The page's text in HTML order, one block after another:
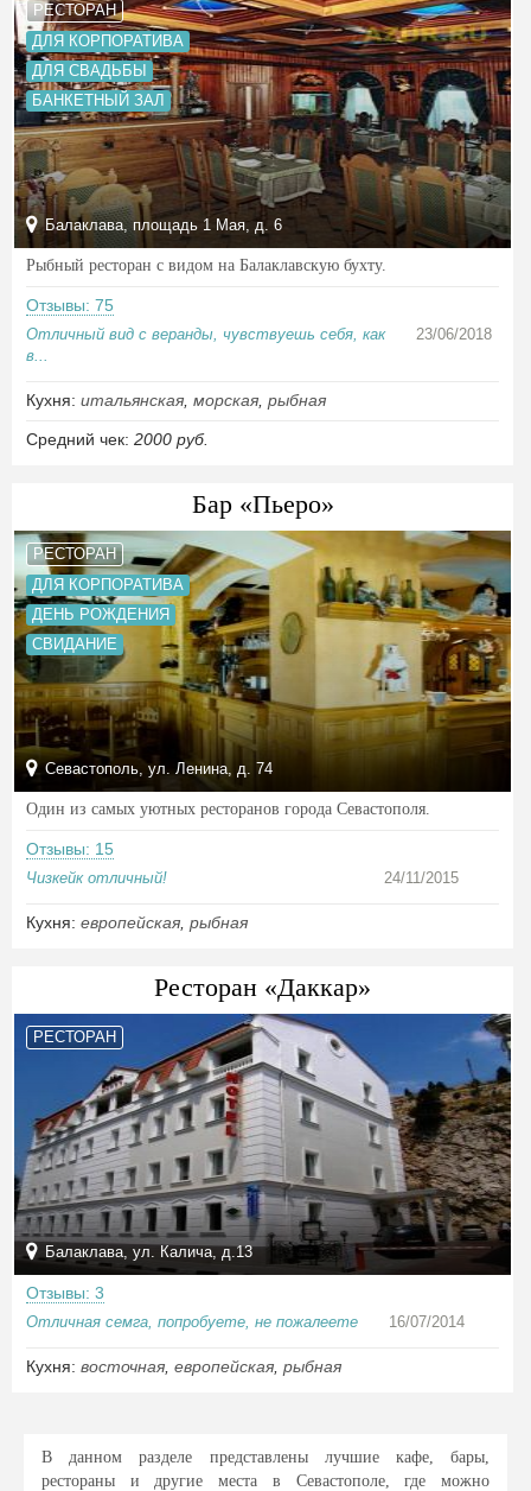
РЕСТОРАН
ДЛЯ КОРПОРАТИВА
ДЛЯ СВАДЬБЫ
БАНКЕТНЫЙ ЗАЛ
Балаклава, площадь 1 Мая, д. 6
Рыбный ресторан с видом на Балаклавскую бухту.
Отзывы: 75
Отличный вид с веранды, чувствуешь себя, как
в...
23/06/2018
Кухня: итальянская морская рыбная
Средний чек: 2000 руб.
Бар «Пьеро»
РЕСТОРАН
ДЛЯ КОРПОРАТИВА
ДЕНЬ РОЖДЕНИЯ
СВИДАНИЕ
Севастополь, ул. Ленина, д. 74
Один из самых уютных ресторанов города Севастополя.
Отзывы: 15
Чизкейк отличный! 24/11/2015
Кухня: европейская рыбная
Ресторан «Даккар»
РЕСТОРАН
Балаклава, ул. Калича, д.13
Отзывы: 3
Отличная семга, попробуете, не пожалеете 16/07/2014
Кухня: восточная европейская рыбная
В данном разделе представлены лучшие кафе, бары,
рестораны и другие места в Севастополе, где можно